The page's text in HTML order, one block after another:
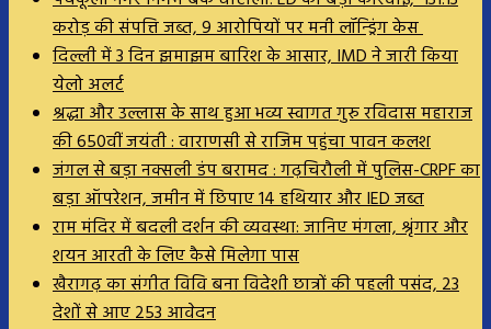
करोड़ की संपत्ति जब्त, 9 आरोपियों पर मनी लॉन्ड्रिंग केस
दिल्ली में 3 दिन झमाझम बारिश के आसार, IMD ने जारी किया
येलो अलर्ट
श्रद्धा और उल्लास के साथ हुआ भव्य स्वागत गुरु रविदास महाराज
की 650वीं जयंती : वाराणसी से राजिम पहुंचा पावन कलश
जंगल से बड़ा नक्सली डंप बरामद : गढ़चिरौली में पुलिस-CRPF का
बड़ा ऑपरेशन, जमीन में छिपाए 14 हथियार और IED जब्त
राम मंदिर में बदली दर्शन की व्यवस्था: जानिए मंगला, श्रृंगार और
शयन आरती के लिए कैसे मिलेगा पास
खैरागढ़ का संगीत विवि बना विदेशी छात्रों की पहली पसंद, 23
देशों से आए 253 आवेदन